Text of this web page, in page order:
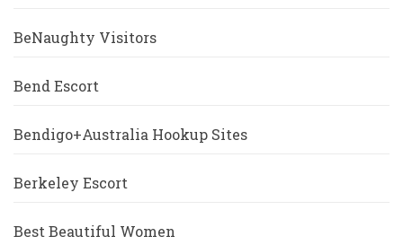
BeNaughty Visitors
Bend Escort
Bendigo+Australia Hookup Sites
Berkeley Escort
Best Beautiful Women